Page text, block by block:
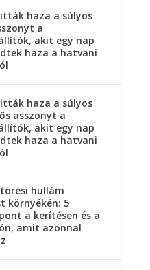
haza a súlyos
a
akit egy nap
haza a hatvani
haza a súlyos
asszonyt a
akit egy nap
haza a hatvani
hullám
környékén: 5
a kerítésen és a
amit azonnal